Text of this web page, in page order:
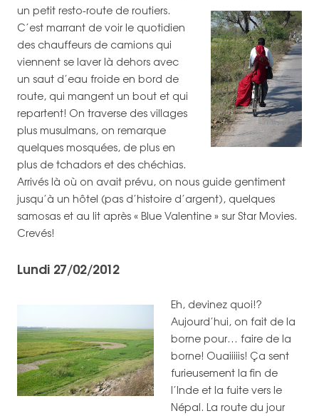
un petit resto-route de routiers.
C’est marrant de voir le quotidien
des chauffeurs de camions qui
viennent se laver là dehors avec
un saut d’eau froide en bord de
route, qui mangent un bout et qui
repartent! On traverse des villages
plus musulmans, on remarque
quelques mosquées, de plus en
plus de tchadors et des chéchias.
Arrivés là où on avait prévu, on nous guide gentiment
jusqu’à un hôtel (pas d’histoire d’argent), quelques
samosas et au lit après « Blue Valentine » sur Star Movies.
Crevés!
Lundi 27/02/2012
Eh, devinez quoi!?
Aujourd’hui, on fait de la
borne pour… faire de la
borne! Ouaiiiiis! Ça sent
furieusement la fin de
l’Inde et la fuite vers le
Népal. La route du jour